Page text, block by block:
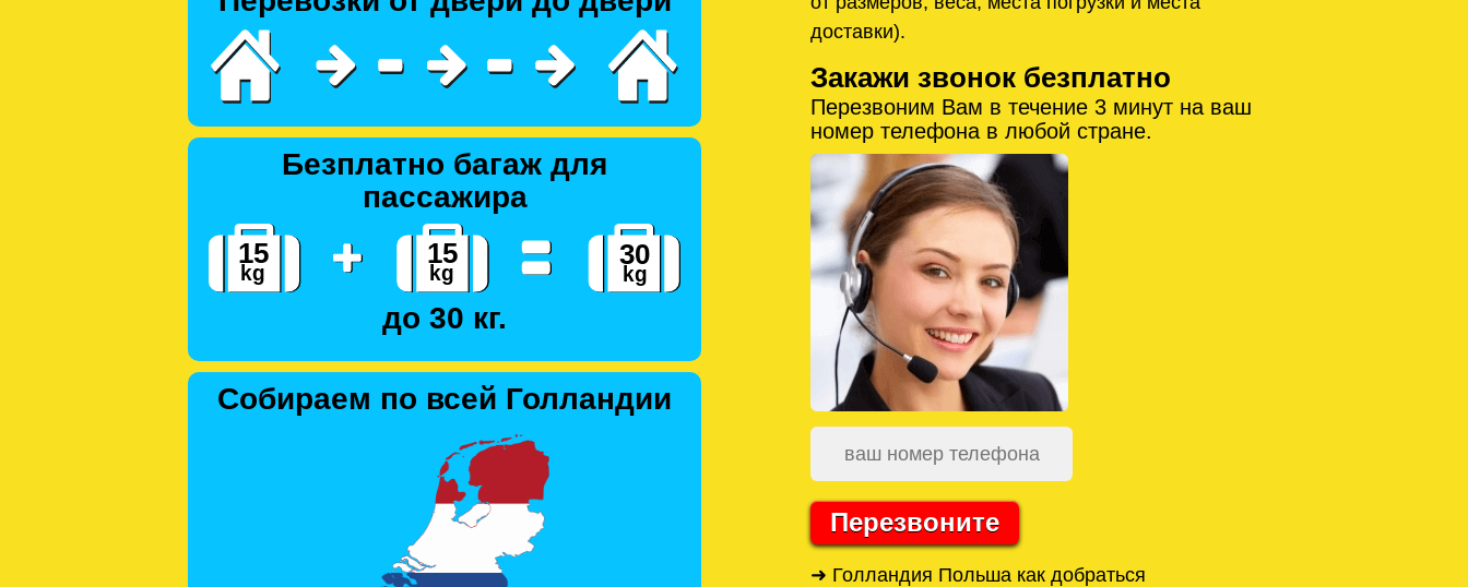
Безплатно багаж для
пассажира
до 30 кг.
Собираем по всей Голландии
доставки).
Закажи звонок безплатно
Перезвоним Вам в течение 3 минут на ваш
номер телефона в любой стране.
Перезвоните
➜ Голландия Польша как добраться